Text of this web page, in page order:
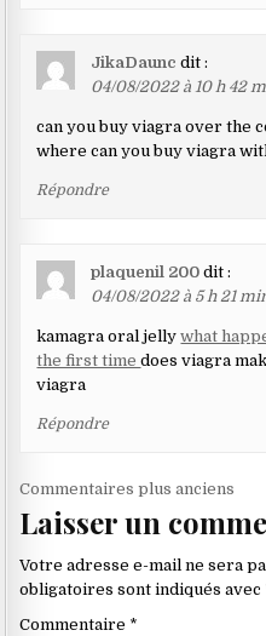
JikaDaunc dit :
04/08/2022 à 10 h 42
can you buy viagra over the
where can you buy viagra
Répondre
plaquenil 200 dit :
04/08/2022 à 5 h 21
kamagra oral jellywhat
the first timedoes viagra
viagra
Répondre
Navigation
dans
les
commentaires
Commentaires plus anciens
Laisser un
Votre adresse e-mail ne sera
obligatoires sont indiqués avec
Commentaire *